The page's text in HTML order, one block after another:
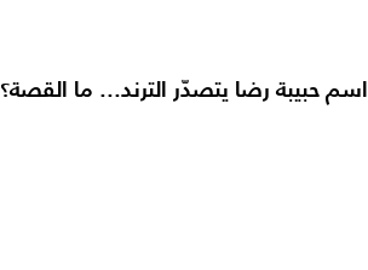
اسم حبيبة رضا يتصدّر الترند... ما القصة؟